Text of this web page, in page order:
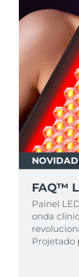
FAQ™
Painel
onda
Projetado